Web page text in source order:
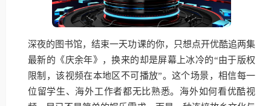
深夜的图书馆，结束一天功课的你，只想点开优酷追两集
最新的《庆余年》，换来的却是屏幕上冰冷的“由于版权
限制，该视频在本地区不可播放”。这个场景，相信每一
位留学生、海外工作者都无比熟悉。海外如何看优酷视